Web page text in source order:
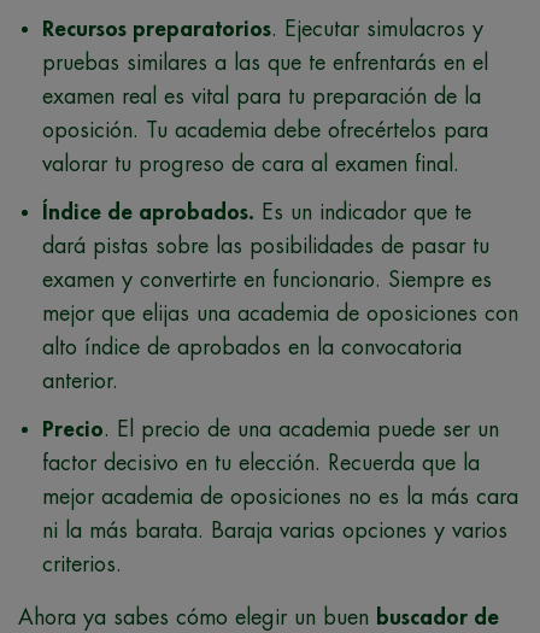
Recursos preparatorios. Ejecutar simulacros y
pruebas similares a las que te enfrentarás en el
examen real es vital para tu preparación de la
oposición. Tu academia debe ofrecértelos para
valorar tu progreso de cara al examen final.
Índice de aprobados. Es un indicador que te
dará pistas sobre las posibilidades de pasar tu
examen y convertirte en funcionario. Siempre es
mejor que elijas una academia de oposiciones con
alto índice de aprobados en la convocatoria
anterior.
Precio. El precio de una academia puede ser un
factor decisivo en tu elección. Recuerda que la
mejor academia de oposiciones no es la más cara
ni la más barata. Baraja varias opciones y varios
criterios.
Ahora ya sabes cómo elegir un buen buscador de